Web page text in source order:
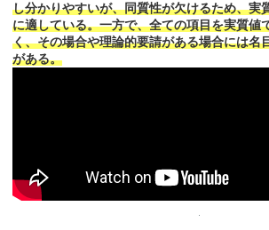
し分かりやすいが、同質性が欠けるため、実
に適している。一方で、全ての項目を実質値
く、その場合や理論的要請がある場合には名
がある。